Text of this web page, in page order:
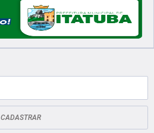
CADASTRAR